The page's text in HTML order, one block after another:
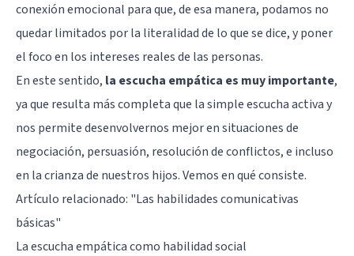
conexión emocional para que, de esa manera, podamos no
quedar limitados por la literalidad de lo que se dice, y poner
el foco en los intereses reales de las personas.
En este sentido, la escucha empática es muy importante,
ya que resulta más completa que la simple escucha activa y
nos permite desenvolvernos mejor en situaciones de
negociación, persuasión, resolución de conflictos, e incluso
en la crianza de nuestros hijos. Vemos en qué consiste.
Artículo relacionado: "Las habilidades comunicativas
básicas"
La escucha empática como habilidad social